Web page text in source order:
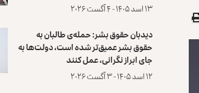
۱۳ اسد ۱۴۰۵ - ۴ آگست ۲۰۲۶
دیدبان حقوق بشر: حمله‌ی طالبان به
حقوق بشر عمیق‌تر شده است، دولت‌ها به
جای ابراز نگرانی، عمل کنند
۱۲ اسد ۱۴۰۵ - ۳ آگست ۲۰۲۶